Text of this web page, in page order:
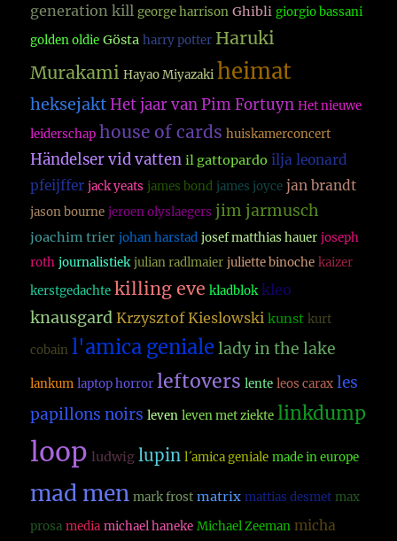
generation kill george harrison Ghibli giorgio bassani
golden oldie Gösta harry potter Haruki
Murakami Hayao Miyazaki heimat
heksejakt Het jaar van Pim Fortuyn Het nieuwe
leiderschap house of cards huiskamerconcert
Händelser vid vatten il gattopardo ilja leonard
pfeijffer jack yeats james bond james joyce jan brandt
jason bourne jeroen olyslaegers jim jarmusch
joachim trier johan harstad josef matthias hauer joseph
roth journalistiek julian radlmaier juliette binoche kaizer
kerstgedachte killing eve kladblok kleo
knausgard Krzysztof Kieslowski kunst kurt
cobain l'amica geniale lady in the lake
lankum laptop horror leftovers lente leos carax les
papillons noirs leven leven met ziekte linkdump
loop ludwig lupin l´amica geniale made in europe
mad men mark frost matrix mattias desmet max
prosa media michael haneke Michael Zeeman micha